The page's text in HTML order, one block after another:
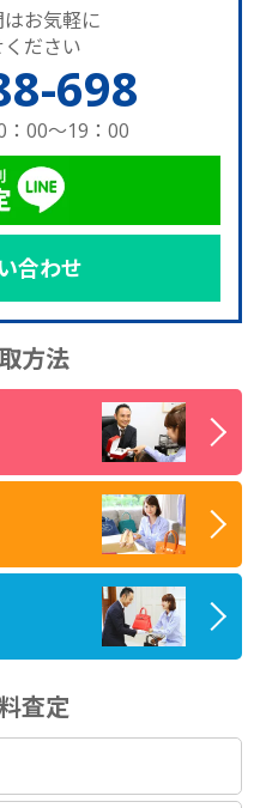
お気軽に
ださい
698
：00～19：00
合わせ
方法
査定